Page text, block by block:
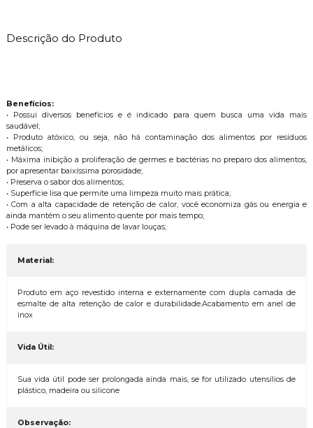
Descrição do Produto
Benefícios:
• Possui diversos benefícios e é indicado para quem busca uma vida mais
saudável;
• Produto atóxico, ou seja, não há contaminação dos alimentos por resíduos
metálicos;
• Máxima inibição a proliferação de germes e bactérias no preparo dos alimentos,
por apresentar baixíssima porosidade;
• Preserva o sabor dos alimentos;
• Superfície lisa que permite uma limpeza muito mais prática;
• Com a alta capacidade de retenção de calor, você economiza gás ou energia e
ainda mantém o seu alimento quente por mais tempo;
• Pode ser levado à máquina de lavar louças;
Material:
Produto em aço revestido interna e externamente com dupla camada de
esmalte de alta retenção de calor e durabilidade.Acabamento em anel de
inox
Vida Útil:
Sua vida útil pode ser prolongada ainda mais, se for utilizado utensílios de
plástico, madeira ou silicone
Observação: